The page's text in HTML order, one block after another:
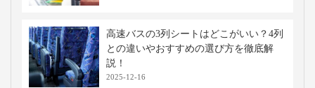
高速バスの3列シートはどこがいい？4列
との違いやおすすめの選び方を徹底解
説！
2025-12-16